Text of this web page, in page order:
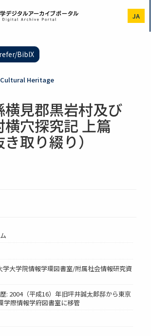
JA
refer/BibIX
Heritage
見郡黒岩村及び
穴探究記 上篇
き取り綴り）
学大学院情報学環図書室/附属社会情報研究資
: 2004（平成16）年旧坪井誠太郎邸から東京
学際情報学府図書室に移管